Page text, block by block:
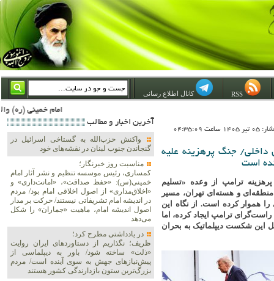
کانال اطلاع رسانی
امام خمینی (ره) والله اسلام تمامش سیاست است؛ ***** امام شهید: به گفتار امام و کردار امام اهتمام بورزید ***** امام خمینی(ره): ان شاء الله ما اندوه دلمان را در وقت
04:35:09
داخلی/ جنگ پرهزینه علیه
است
ترامپ از وعده «تسلیم
و هسته‌ای تهران، مسیر
هموار کرده است. از نگاه این
ترامپ ایجاد کرده، اما
این شکست دیپلماتیک به بحران
آخرين اخبار و مطالب
واکنش حزب‌الله به گستاخی اسرائیل در
گنجاندن جنوب لبنان در نقشه‌های خود
مناسبت روز خبرنگار؛
کمساری، رئیس موسسه تنظیم و نشر آثار امام
خمینی(س): «حفظ صداقت»، «امانت‌داری» و
«اخلاق‌مداری» از اصول اخلاقی امام بود/ مردم
در اندیشه امام تشریفاتی نیستند/ حرکت بر مدار
اصول اندیشه امام، ماهیت «جماران» را شکل
می‌دهد
در یادداشتی مطرح کرد؛
ظریف؛ نگذاریم از دستاوردهای ایران روایت
«ذلت» ساخته شود/ باور به دیپلماسی از
پیش‌نیازهای جهش به سوی آینده است/ مردم
بزرگ‌ترین ستون بازدارندگی کشور هستند